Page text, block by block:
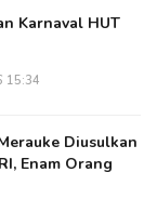
Karnaval HUT
15:34
Diusulkan
Enam Orang